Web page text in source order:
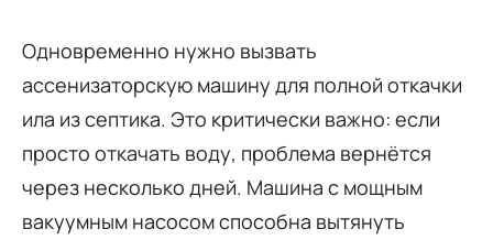
Одновременно нужно вызвать
ассенизаторскую машину для полной откачки
ила из септика. Это критически важно: если
просто откачать воду, проблема вернётся
через несколько дней. Машина с мощным
вакуумным насосом способна вытянуть